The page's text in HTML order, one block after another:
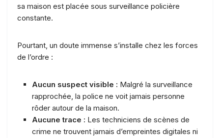
sa maison est placée sous surveillance policière
constante.
Pourtant, un doute immense s’installe chez les forces
de l’ordre :
Aucun suspect visible : Malgré la surveillance
rapprochée, la police ne voit jamais personne
rôder autour de la maison.
Aucune trace : Les techniciens de scènes de
crime ne trouvent jamais d’empreintes digitales ni